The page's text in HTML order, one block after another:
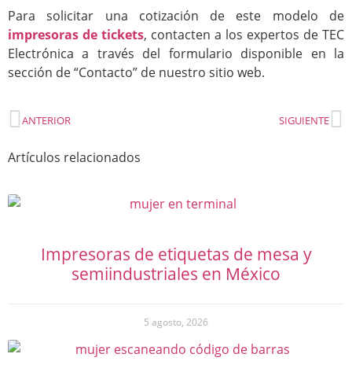
Para solicitar una cotización de este modelo de
impresoras de tickets, contacten a los expertos de TEC
Electrónica a través del formulario disponible en la
sección de “Contacto” de nuestro sitio web.
ANTERIOR SIGUIENTE
Artículos relacionados
Impresoras de etiquetas de mesa y
semiindustriales en México
5 agosto, 2026